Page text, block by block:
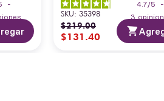
-
4.7/5
-
3
SKU: 35398
$219.00
$131 .40